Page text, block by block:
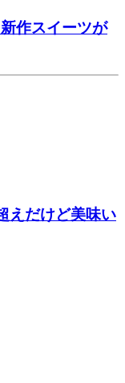
作スイーツが
えだけど美味い